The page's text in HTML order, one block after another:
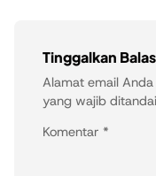
Tinggalkan
Alamat email
yang wajib ditandai
Komentar *